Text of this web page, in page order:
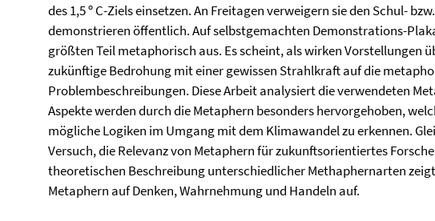
des 1,5 º C-Ziels einsetzen. An Freitagen verweigern sie den Schul-
demonstrieren öffentlich. Auf selbstgemachten Demonstrations-
größten Teil metaphorisch aus. Es scheint, als wirken Vorstellungen
zukünftige Bedrohung mit einer gewissen Strahlkraft auf die
Problembeschreibungen. Diese Arbeit analysiert die verwendeten
Aspekte werden durch die Metaphern besonders hervorgehoben,
mögliche Logiken im Umgang mit dem Klimawandel zu erkennen.
Versuch, die Relevanz von Metaphern für zukunftsorientiertes
theoretischen Beschreibung unterschiedlicher Methaphernarten
Metaphern auf Denken, Wahrnehmung und Handeln auf.